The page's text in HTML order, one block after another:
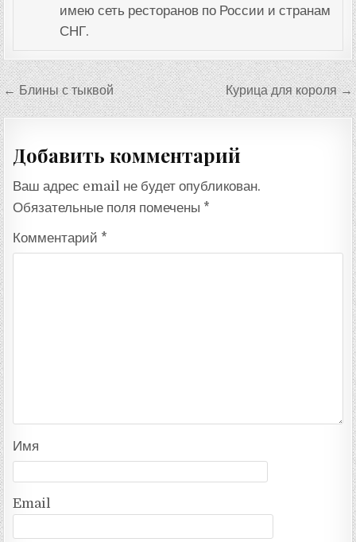
имею сеть ресторанов по России и странам
СНГ.
Навигация
по
← Блины с тыквой Курица для короля →
Добавить комментарий
Ваш адрес email не будет опубликован.
Обязательные поля помечены *
Комментарий *
Имя
Email